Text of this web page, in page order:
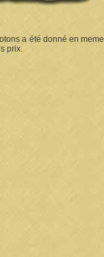
a été donné en meme
prix.